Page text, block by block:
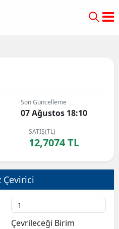
Son Güncelleme
07 Ağustos 18:10
SATIŞ(TL)
12,7074 TL
Çevirici
Çevrileceği Birim